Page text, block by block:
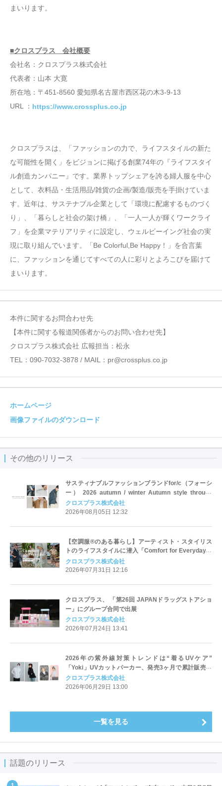
まいります。
■クロスプラス 会社概要
会社名：クロスプラス株式会社
代表者：山本 大寛
所在地：〒451-8560 愛知県名古屋市西区花の木3-9-13
URL ： https://www.crossplus.co.jp
クロスプラスは、「ファッションの力で、ライフスタイルの新た
な可能性を開く」をビジョンに掲げる創業74年の『ライフスタイ
ル創造カンパニー』です。業界トップシェアを誇る婦人服を中心
として、衣料品・生活用品/雑貨の企画/製造/販売を手掛けていま
す。近年は、サステナブル企業として「環境に配慮するものづく
り」、「暮らしと社会の架け橋」、「一人一人が輝くワークライ
フ」を企業マテリアリティに設定し、ウェルビーイング社会の実
現に取り組んでいます。「Be Colorful,Be Happy！」を合言葉
に、ファッションを通じてすべての人に彩りとよろこびを届けて
まいります。
本件に関するお問合わせ先
【本件に関する報道関係者からのお問い合わせ先】
クロスプラス株式会社 広報担当：松永
TEL：090-7032-3878 / MAIL：pr@crossplus.co.jp
ホームページ
画像ファイルのダウンロード
その他のリリース
サスティナブルファッションブランドfor/c（フォーシ
ー） 2026 autumn / winter Autumn style through
layering
クロスプラス株式会社
2026年08月05日 12:32
【空調服®のある暮らし】アーティスト・スタイリス
トのライフスタイルに潜入「Comfort for Everyday」
をCROSS FUNCTIONが公開
クロスプラス株式会社
2026年07月31日 12:16
クロスプラス、 「第26回 JAPANドラッグストアショ
ー」にグループ合同で出展
クロスプラス株式会社
2026年07月24日 13:41
2026年の紫外線対策トレンドは“着るUVケア”
「Yoki」UVカットパーカー、発売3ヶ月で累計販売数
５万枚を突破
クロスプラス株式会社
2026年06月29日 13:00
一覧を見る
話題のリリース